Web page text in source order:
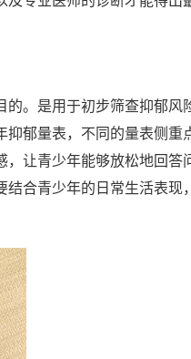
。是用于初步筛查抑郁风
郁量表，不同的量表侧重
让青少年能够放松地回答
合青少年的日常生活表现